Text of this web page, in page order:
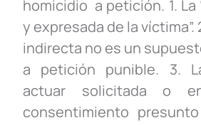
homicidio a petición. 1. La
y expresada de la víctima”.
indirecta no es un
a petición punible. 3.
actuar solicitada o
consentimiento